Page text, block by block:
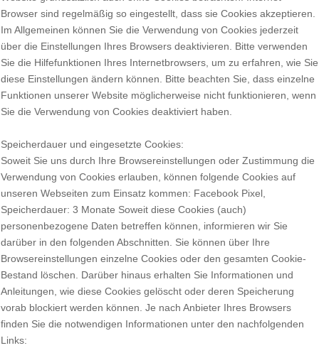
Browser sind regelmäßig so eingestellt, dass sie Cookies akzeptieren.
Im Allgemeinen können Sie die Verwendung von Cookies jederzeit
über die Einstellungen Ihres Browsers deaktivieren. Bitte verwenden
Sie die Hilfefunktionen Ihres Internetbrowsers, um zu erfahren, wie Sie
diese Einstellungen ändern können. Bitte beachten Sie, dass einzelne
Funktionen unserer Website möglicherweise nicht funktionieren, wenn
Sie die Verwendung von Cookies deaktiviert haben.
Speicherdauer und eingesetzte Cookies:
Soweit Sie uns durch Ihre Browsereinstellungen oder Zustimmung die
Verwendung von Cookies erlauben, können folgende Cookies auf
unseren Webseiten zum Einsatz kommen: Facebook Pixel,
Speicherdauer: 3 Monate Soweit diese Cookies (auch)
personenbezogene Daten betreffen können, informieren wir Sie
darüber in den folgenden Abschnitten. Sie können über Ihre
Browsereinstellungen einzelne Cookies oder den gesamten Cookie-
Bestand löschen. Darüber hinaus erhalten Sie Informationen und
Anleitungen, wie diese Cookies gelöscht oder deren Speicherung
vorab blockiert werden können. Je nach Anbieter Ihres Browsers
finden Sie die notwendigen Informationen unter den nachfolgenden
Links: